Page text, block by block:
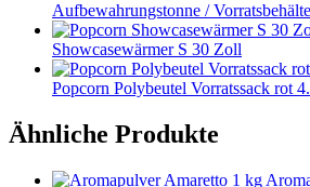
Aufbewahrungstonne /
Showcasewärmer S 30 Zoll
Popcorn Polybeutel Vorratssack rot
Ähnliche Produkte